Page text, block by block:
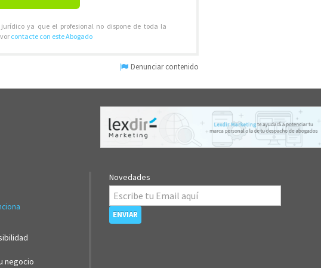
ya que el profesional no dispone de toda la
contacte con este Abogado
Denunciar contenido
negocio
Novedades